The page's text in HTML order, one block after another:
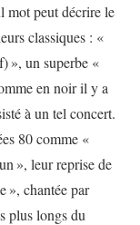
mot peut décrire le
classiques : «
», un superbe «
en noir il y a
à un tel concert.
80 comme «
», leur reprise de
», chantée par
plus longs du